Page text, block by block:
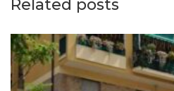
Related posts